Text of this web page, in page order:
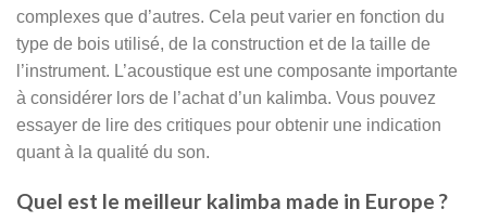
complexes que d’autres. Cela peut varier en fonction du
type de bois utilisé, de la construction et de la taille de
l’instrument. L’acoustique est une composante importante
à considérer lors de l’achat d’un kalimba. Vous pouvez
essayer de lire des critiques pour obtenir une indication
quant à la qualité du son.
Quel est le meilleur kalimba made in Europe ?